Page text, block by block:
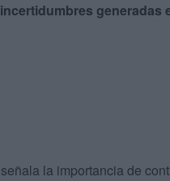
generadas
la importancia de